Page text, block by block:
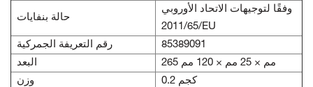
حالة بنفايات
وفقًا لتوجيهات الاتحاد الأوروبي
2011/65/EU
رقم التعريفة الجمركية
85389091
البعد
265 مم × 25 مم × 120 مم
وزن
0.2 كجم